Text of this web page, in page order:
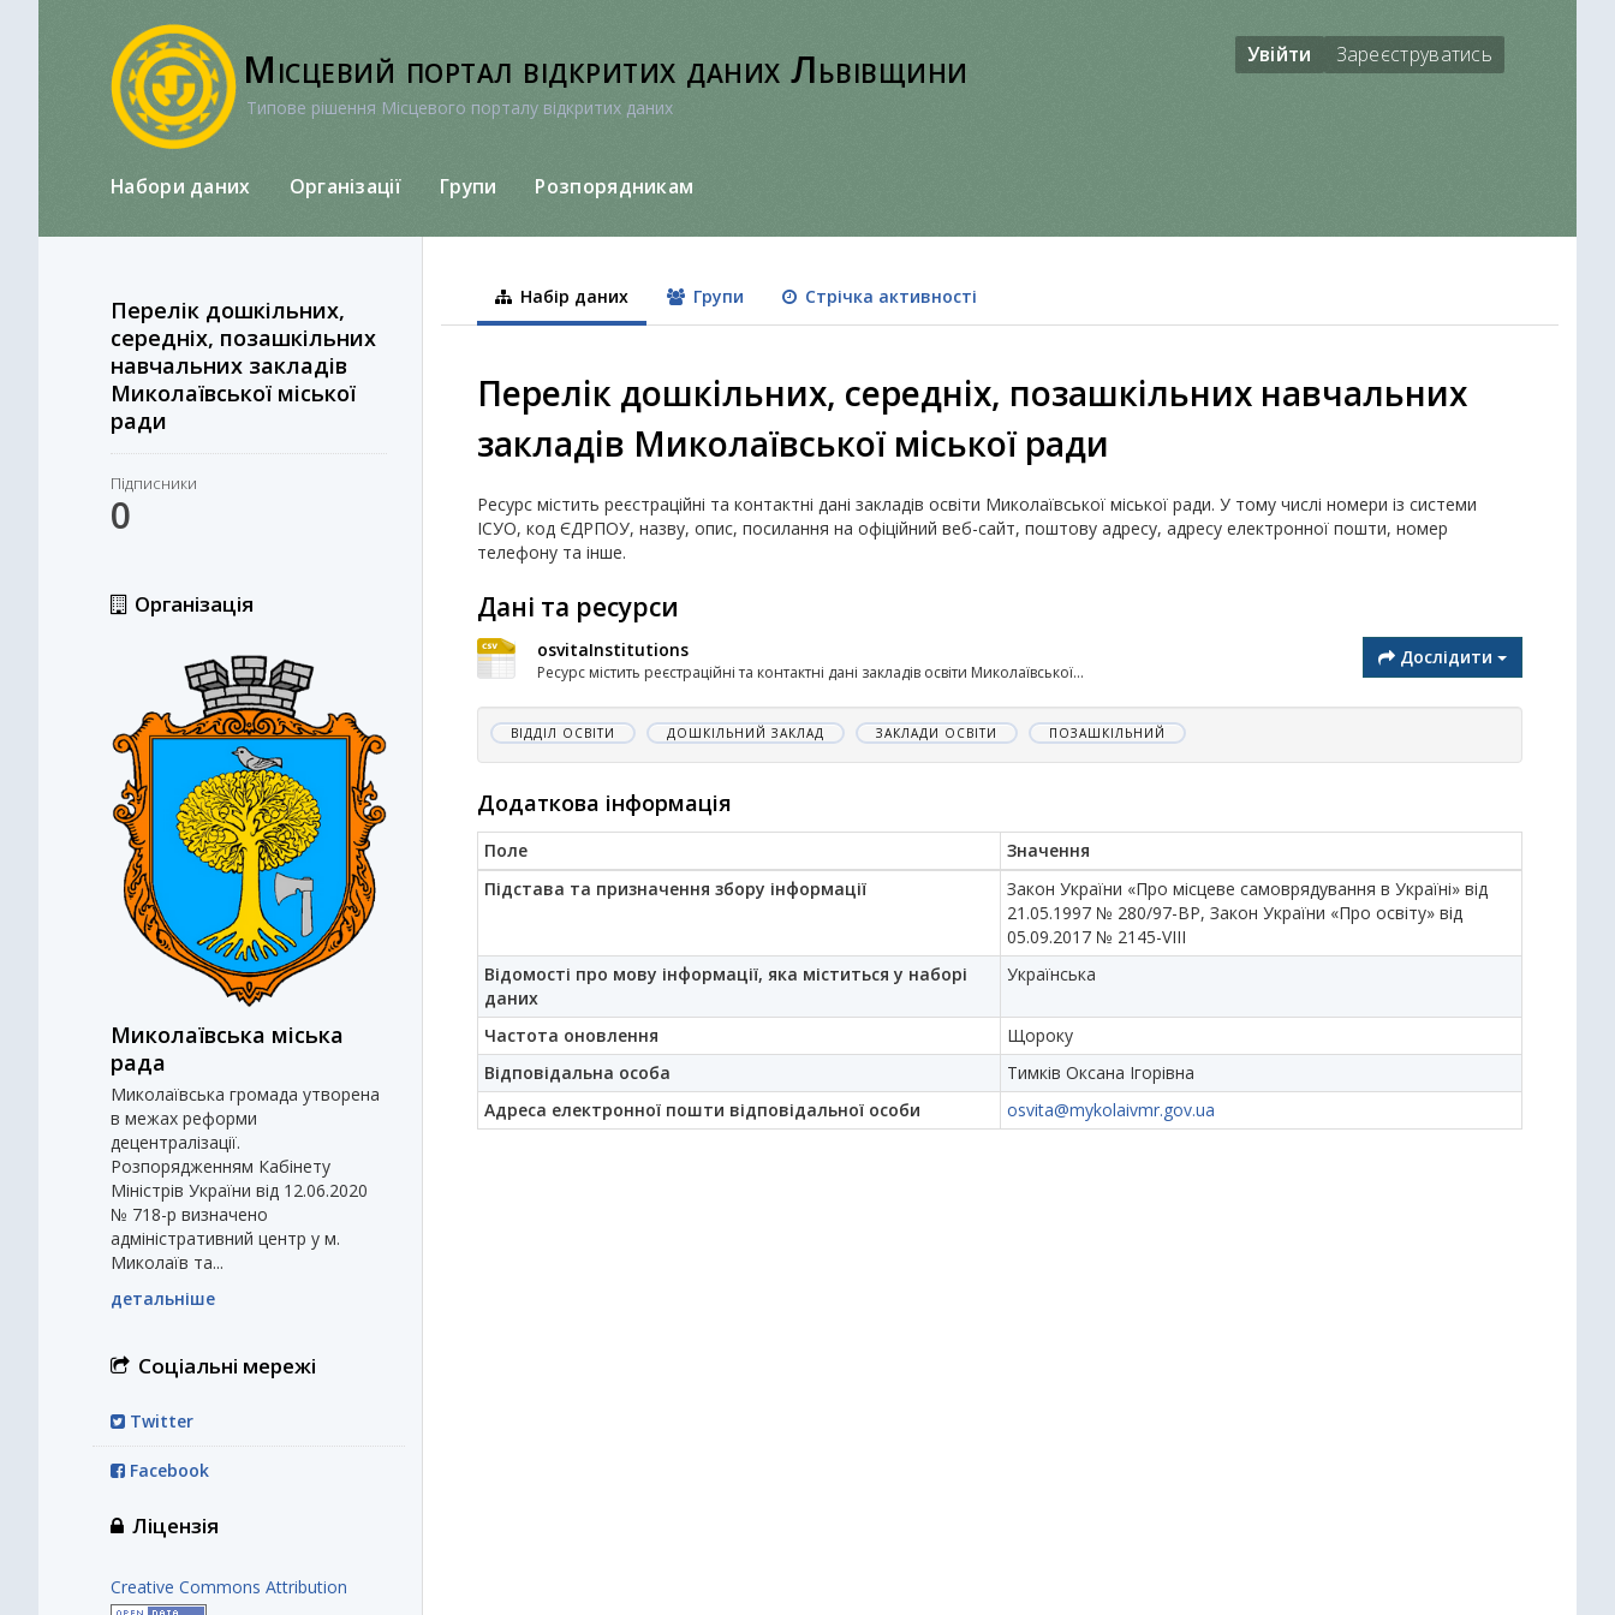
Місцевий портал відкритих даних Львівщини
Типове рішення Місцевого порталу відкритих даних
Увійти Зареєструватись
Набори даних Організації Групи Розпорядникам
Перелік дошкільних,
середніх, позашкільних
навчальних закладів
Миколаївської міської
ради
Підписники
0
Організація
Миколаївська міська
рада
Миколаївська громада утворена
в межах реформи
децентралізації.
Розпорядженням Кабінету
Міністрів України від 12.06.2020
№ 718-р визначено
адміністративний центр у м.
Миколаїв та...
детальніше
Соціальні мережі
Twitter
Facebook
Ліцензія
Creative Commons Attribution
Набір даних Групи Стрічка активності
Перелік дошкільних, середніх, позашкільних навчальних
закладів Миколаївської міської ради
Ресурс містить реєстраційні та контактні дані закладів освіти Миколаївської міської ради. У тому числі номери із системи
ІСУО, код ЄДРПОУ, назву, опис, посилання на офіційний веб-сайт, поштову адресу, адресу електронної пошти, номер
телефону та інше.
Дані та ресурси
osvitaInstitutions
Ресурс містить реєстраційні та контактні дані закладів освіти Миколаївської...
Дослідити
ВІДДІЛ ОСВІТИ ДОШКІЛЬНИЙ ЗАКЛАД ЗАКЛАДИ ОСВІТИ ПОЗАШКІЛЬНИЙ
Додаткова інформація
Поле
Значення
Підстава та призначення збору інформації
Закон України «Про місцеве самоврядування в Україні» від
21.05.1997 № 280/97-ВР, Закон України «Про освіту» від
05.09.2017 № 2145-VIII
Відомості про мову інформації, яка міститься у наборі
даних
Українська
Частота оновлення
Щороку
Відповідальна особа
Тимків Оксана Ігорівна
Адреса електронної пошти відповідальної особи
osvita@mykolaivmr.gov.ua